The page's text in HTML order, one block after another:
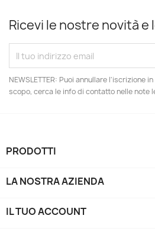
Ricevi le nostre novità
NEWSLETTER: Puoi annullare l'iscrizione
scopo, cerca le info di contatto nelle note
PRODOTTI
LA NOSTRA AZIENDA
IL TUO ACCOUNT